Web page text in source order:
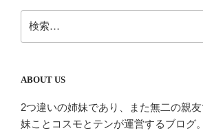
シ
ョ
索:
ABOUT US
2つ違いの姉妹であり、また無二の親
妹ことコスモとテンが運営するブログ。